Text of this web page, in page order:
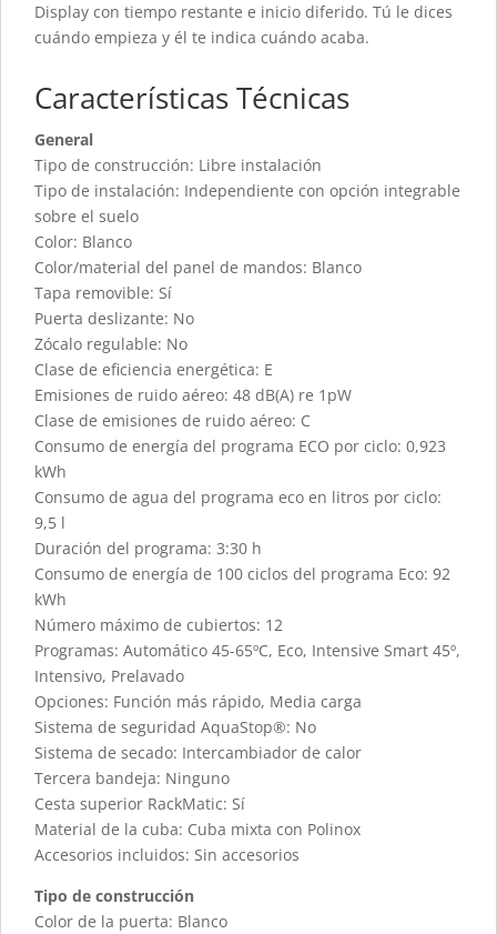
Display con tiempo restante e inicio diferido. Tú le dices
cuándo empieza y él te indica cuándo acaba.
Características Técnicas
General
Tipo de construcción: Libre instalación
Tipo de instalación: Independiente con opción integrable
sobre el suelo
Color: Blanco
Color/material del panel de mandos: Blanco
Tapa removible: Sí
Puerta deslizante: No
Zócalo regulable: No
Clase de eficiencia energética: E
Emisiones de ruido aéreo: 48 dB(A) re 1pW
Clase de emisiones de ruido aéreo: C
Consumo de energía del programa ECO por ciclo: 0,923
kWh
Consumo de agua del programa eco en litros por ciclo:
9,5 l
Duración del programa: 3:30 h
Consumo de energía de 100 ciclos del programa Eco: 92
kWh
Número máximo de cubiertos: 12
Programas: Automático 45-65ºC, Eco, Intensive Smart 45º,
Intensivo, Prelavado
Opciones: Función más rápido, Media carga
Sistema de seguridad AquaStop®: No
Sistema de secado: Intercambiador de calor
Tercera bandeja: Ninguno
Cesta superior RackMatic: Sí
Material de la cuba: Cuba mixta con Polinox
Accesorios incluidos: Sin accesorios
Tipo de construcción
Color de la puerta: Blanco